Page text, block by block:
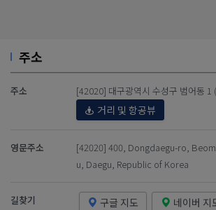
주소
주소 [42020] 대구광역시 수성구 범어동 1
거리 및 항공뷰
영문주소
[42020] 400, Dongdaegu-ro,
u, Daegu, Republic of Korea
길찾기 구글 지도 네이버 지